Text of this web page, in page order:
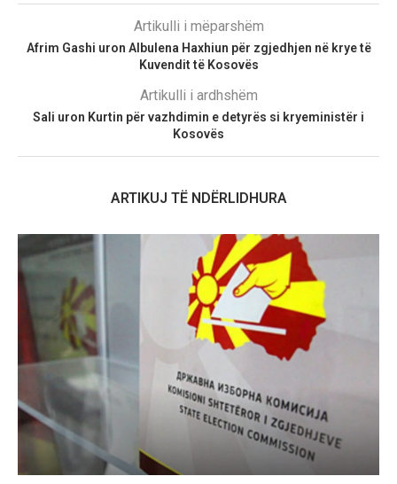
Artikulli i mëparshëm
Afrim Gashi uron Albulena Haxhiun për zgjedhjen në krye të
Kuvendit të Kosovës
Artikulli i ardhshëm
Sali uron Kurtin për vazhdimin e detyrës si kryeministër i
Kosovës
ARTIKUJ TË NDËRLIDHURA